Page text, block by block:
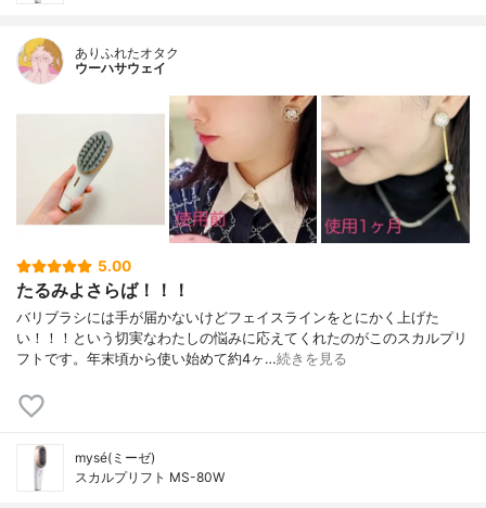
ありふれたオタク
ウーハサウェイ
5.00
たるみよさらば！！！
バリブラシには手が届かないけどフェイスラインをとにかく上げた
い！！！という切実なわたしの悩みに応えてくれたのがこのスカルプリ
フトです。年末頃から使い始めて約4ヶ…続きを見る
mysé(ミーゼ)
スカルプリフト MS-80W